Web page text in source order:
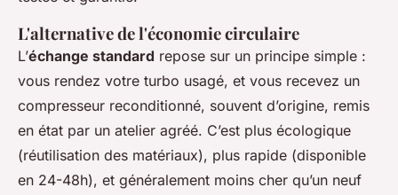
L'alternative de l'économie circulaire
L’échange standard repose sur un principe simple :
vous rendez votre turbo usagé, et vous recevez un
compresseur reconditionné, souvent d’origine, remis
en état par un atelier agréé. C’est plus écologique
(réutilisation des matériaux), plus rapide (disponible
en 24-48h), et généralement moins cher qu’un neuf